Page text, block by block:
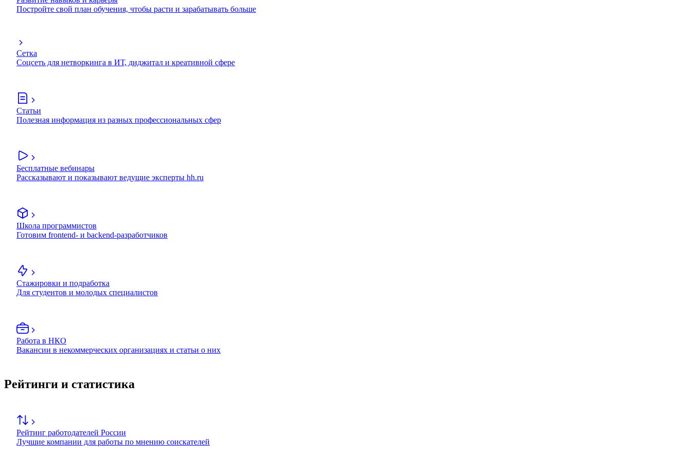
Постройте свой план обучения, чтобы расти и зарабатывать больше
Сетка
Соцсеть для нетворкинга в ИТ, диджитал и креативной сфере
Статьи
Полезная информация из разных профессиональных сфер
Бесплатные вебинары
Рассказывают и показывают ведущие эксперты hh.ru
Школа программистов
Готовим frontend- и backend-разработчиков
Стажировки и подработка
Для студентов и молодых специалистов
Работа в НКО
Вакансии в некоммерческих организациях и статьи о них
Рейтинги и статистика
Рейтинг работодателей России
Лучшие компании для работы по мнению соискателей